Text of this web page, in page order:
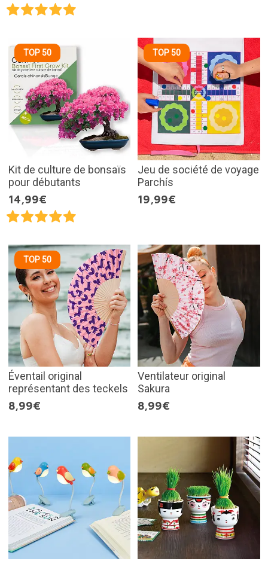
TOP 50
Kit de culture de bonsaïs
pour débutants
14,99€
TOP 50
Jeu de société de voyage
Parchís
19,99€
TOP 50
Éventail original
représentant des teckels
8,99€
Ventilateur original
Sakura
8,99€